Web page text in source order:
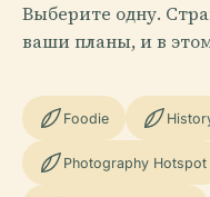
Выберите одну.
ваши планы, и в
Foodie
Photography Hotspot